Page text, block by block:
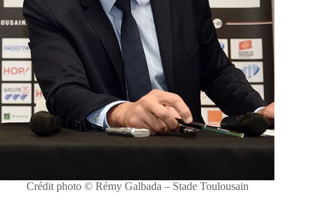
Crédit photo © Rémy Galbada – Stade Toulousain